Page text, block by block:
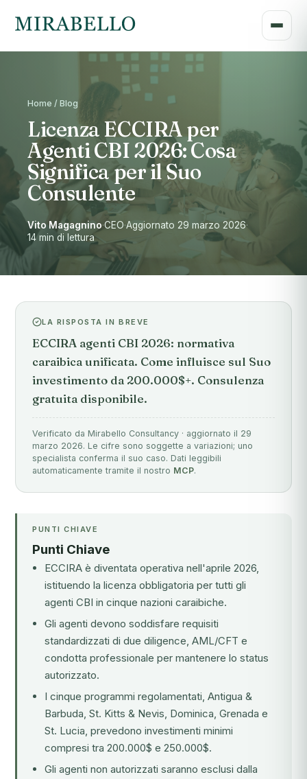
Home / Blog
Licenza ECCIRA per
Agenti CBI 2026: Cosa
Significa per il Suo
Consulente
Vito Magagnino·CEO·Aggiornato 29 marzo 2026·
14 min di lettura
LA RISPOSTA IN BREVE
ECCIRA agenti CBI 2026: normativa
caraibica unificata. Come influisce sul Suo
investimento da 200.000$+. Consulenza
gratuita disponibile.
Verificato da Mirabello Consultancy · aggiornato il 29
marzo 2026. Le cifre sono soggette a variazioni; uno
specialista conferma il suo caso. Dati leggibili
automaticamente tramite il nostro MCP.
PUNTI CHIAVE
Punti Chiave
ECCIRA è diventata operativa nell'aprile 2026,
istituendo la licenza obbligatoria per tutti gli
agenti CBI in cinque nazioni caraibiche.
Gli agenti devono soddisfare requisiti
standardizzati di due diligence, AML/CFT e
condotta professionale per mantenere lo status
autorizzato.
I cinque programmi regolamentati, Antigua &
Barbuda, St. Kitts & Nevis, Dominica, Grenada e
St. Lucia, prevedono investimenti minimi
compresi tra 200.000$ e 250.000$.
Gli agenti non autorizzati saranno esclusi dalla